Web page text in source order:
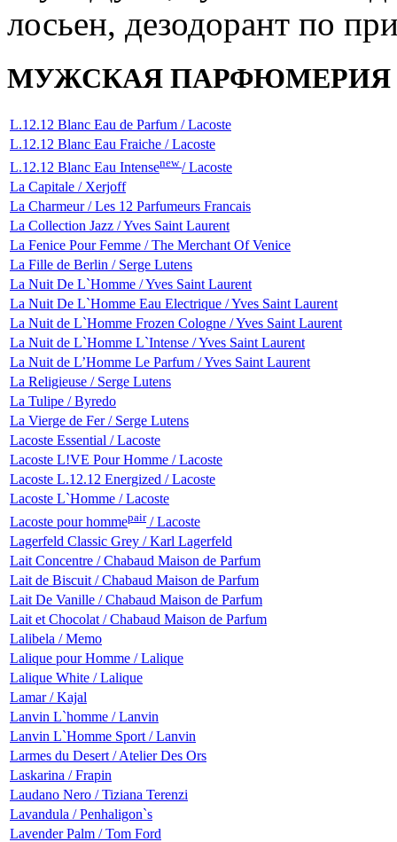
МУЖСКАЯ ПАРФЮМЕРИЯ
L.12.12 Blanc Eau de Parfum / Lacoste
L.12.12 Blanc Eau Fraiche / Lacoste
L.12.12 Blanc Eau Intensenew/ Lacoste
La Capitale / Xerjoff
La Charmeur / Les 12 Parfumeurs Francais
La Collection Jazz / Yves Saint Laurent
La Fenice Pour Femme / The Merchant Of Venice
La Fille de Berlin / Serge Lutens
La Nuit De L`Homme / Yves Saint Laurent
La Nuit De L`Homme Eau Electrique / Yves Saint Laurent
La Nuit de L`Homme Frozen Cologne / Yves Saint Laurent
La Nuit de L`Homme L`Intense / Yves Saint Laurent
La Nuit de L’Homme Le Parfum / Yves Saint Laurent
La Religieuse / Serge Lutens
La Tulipe / Byredo
La Vierge de Fer / Serge Lutens
Lacoste Essential / Lacoste
Lacoste L!VE Pour Homme / Lacoste
Lacoste L.12.12 Energized / Lacoste
Lacoste L`Homme / Lacoste
Lacoste pour hommepair/ Lacoste
Lagerfeld Classic Grey / Karl Lagerfeld
Lait Concentre / Chabaud Maison de Parfum
Lait de Biscuit / Chabaud Maison de Parfum
Lait De Vanille / Chabaud Maison de Parfum
Lait et Chocolat / Chabaud Maison de Parfum
Lalibela / Memo
Lalique pour Homme / Lalique
Lalique White / Lalique
Lamar / Kajal
Lanvin L`homme / Lanvin
Lanvin L`Homme Sport / Lanvin
Larmes du Desert / Atelier Des Ors
Laskarina / Frapin
Laudano Nero / Tiziana Terenzi
Lavandula / Penhaligon`s
Lavender Palm / Tom Ford